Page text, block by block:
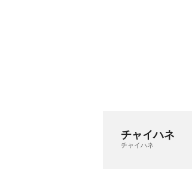
チャイハネ
チャイハネ